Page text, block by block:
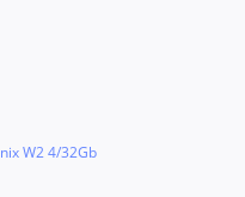
W2 4/32Gb